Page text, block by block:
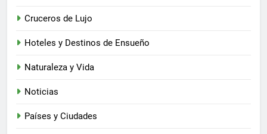
Cruceros de Lujo
Hoteles y Destinos de Ensueño
Naturaleza y Vida
Noticias
Países y Ciudades